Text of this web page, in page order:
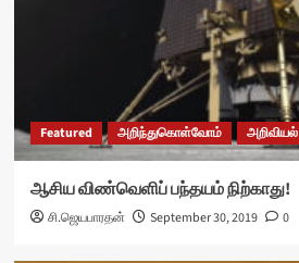
Featured அறிந்துகொள்வோம் அறிவியல்
ஆசிய விண்வெளிப் பந்தயம் நிற்காது!
சி.ஜெயபாரதன் September 30, 2019 0